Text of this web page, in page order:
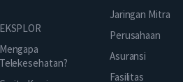
EKSPLOR
Mengapa
Telekesehatan?
Jaringan Mitra
Perusahaan
Asuransi
Fasilitas